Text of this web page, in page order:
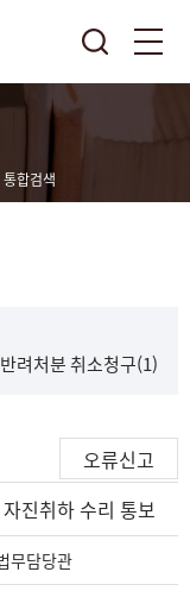
통합검색
려처분 취소청구(1)
오류신고
진취하 수리 통보
무담당관